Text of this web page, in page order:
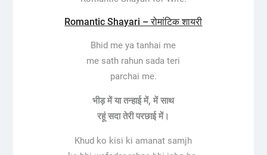
Romantic Shayari – रोमांटिक शायरी
Bhid me ya tanhai me
me sath rahun sada teri
parchai me.
भीड़ में या तन्हाई में, में साथ
रहूं सदा तेरी परछाई में।
Khud ko kisi ki amanat samjh